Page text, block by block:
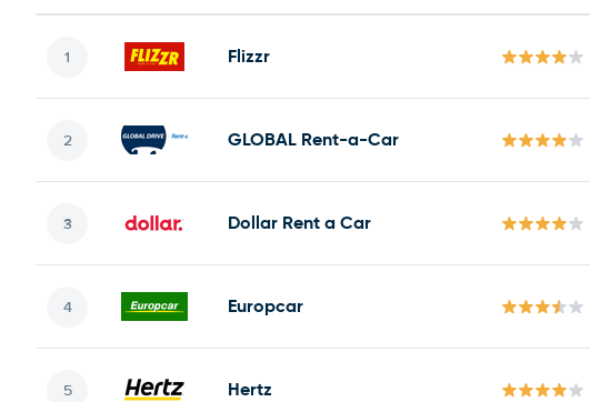
Flizzr
GLOBAL Rent-a-Car
Dollar Rent a Car
Europcar
Hertz